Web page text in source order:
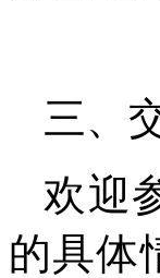
三、
欢迎
的具体